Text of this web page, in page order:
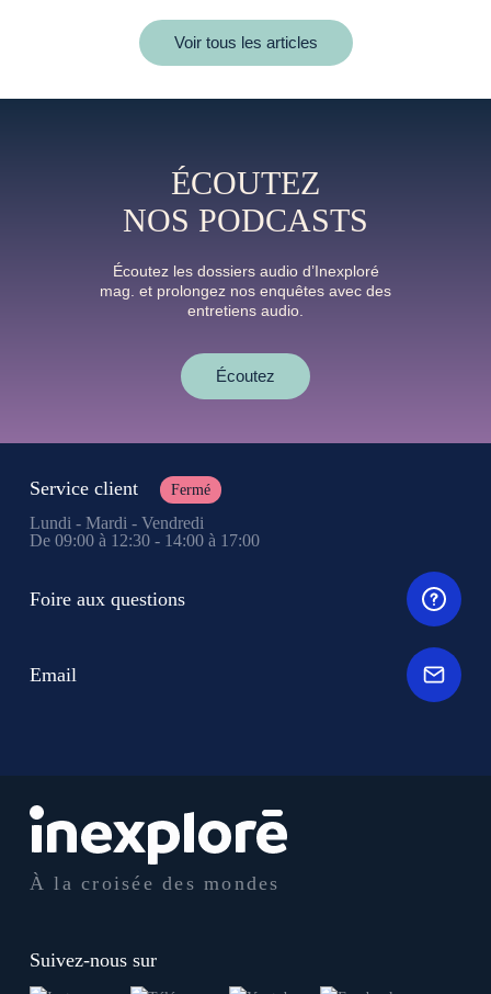
Voir tous les articles
ÉCOUTEZ
NOS PODCASTS
Écoutez les dossiers audio d’Inexploré
mag. et prolongez nos enquêtes avec des
entretiens audio.
Écoutez
À la croisée des mondes
Suivez-nous sur
Service client Fermé
Lundi - Mardi - Vendredi
De 09:00 à 12:30 - 14:00 à 17:00
Foire aux questions
Email